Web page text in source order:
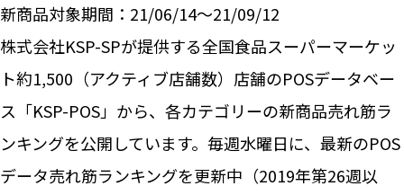
新商品対象期間：21/06/14～21/09/12
株式会社KSP-SPが提供する全国食品スーパーマーケッ
ト約1,500（アクティブ店舗数）店舗のPOSデータベー
ス「KSP-POS」から、各カテゴリーの新商品売れ筋ラ
ンキングを公開しています。毎週水曜日に、最新のPOS
データ売れ筋ランキングを更新中（2019年第26週以